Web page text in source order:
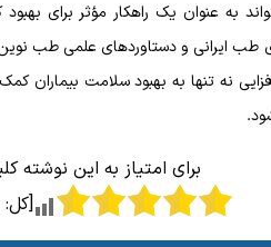
به عنوان یک راهکار مؤثر برای
طب ایرانی و دستاوردهای علمی طب
نه تنها به بهبود سلامت بیماران
برای امتیاز به این نوشته
[کل: